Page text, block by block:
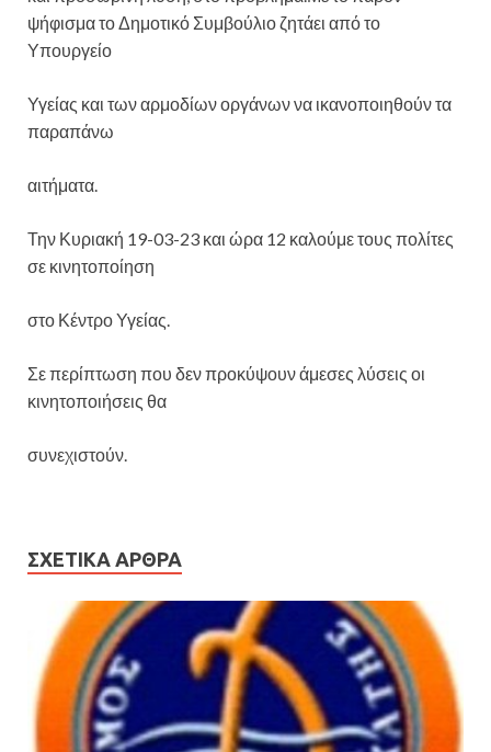
ψήφισμα το Δημοτικό Συμβούλιο ζητάει από το
Υπουργείο
Υγείας και των αρμοδίων οργάνων να ικανοποιηθούν τα
παραπάνω
αιτήματα.
Την Κυριακή 19-03-23 και ώρα 12 καλούμε τους πολίτες
σε κινητοποίηση
στο Κέντρο Υγείας.
Σε περίπτωση που δεν προκύψουν άμεσες λύσεις οι
κινητοποιήσεις θα
συνεχιστούν.
ΣΧΕΤΙΚΆ ΆΡΘΡΑ